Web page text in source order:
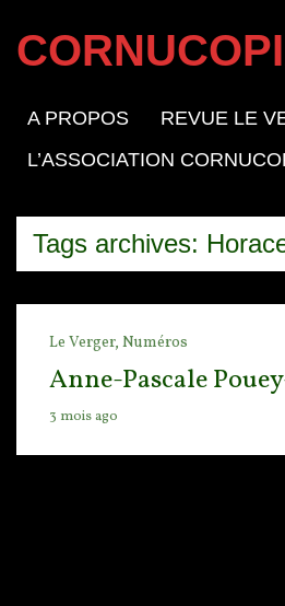
A PROPOS REVUE LE
L’ASSOCIATION
Tags archives:
Le Verger, Numéros
Anne-Pascale
3 mois ago